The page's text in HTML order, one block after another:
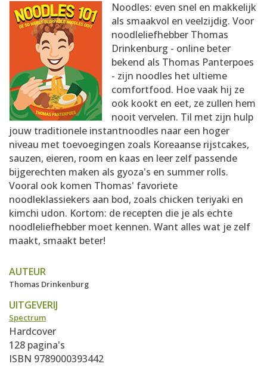
AANMELDEN
RECEPTEN
WEEKMENU'S
KOOKBOEKEN
Noodles: even snel en makkelijk
als smaakvol en veelzijdig. Voor
noodleliefhebber Thomas
Drinkenburg - online beter
bekend als Thomas Panterpoes
- zijn noodles het ultieme
comfortfood. Hoe vaak hij ze
ook kookt en eet, ze zullen hem
nooit vervelen. Til met zijn hulp
jouw traditionele instantnoodles naar een hoger
niveau met toevoegingen zoals Koreaanse rijstcakes,
sauzen, eieren, room en kaas en leer zelf passende
bijgerechten maken als gyoza's en summer rolls.
Vooral ook komen Thomas' favoriete
noodleklassiekers aan bod, zoals chicken teriyaki en
kimchi udon. Kortom: de recepten die je als echte
noodleliefhebber moet kennen. Want alles wat je zelf
maakt, smaakt beter!
AUTEUR
Thomas Drinkenburg
UITGEVERIJ
Spectrum
Hardcover
128 pagina's
ISBN 9789000393442